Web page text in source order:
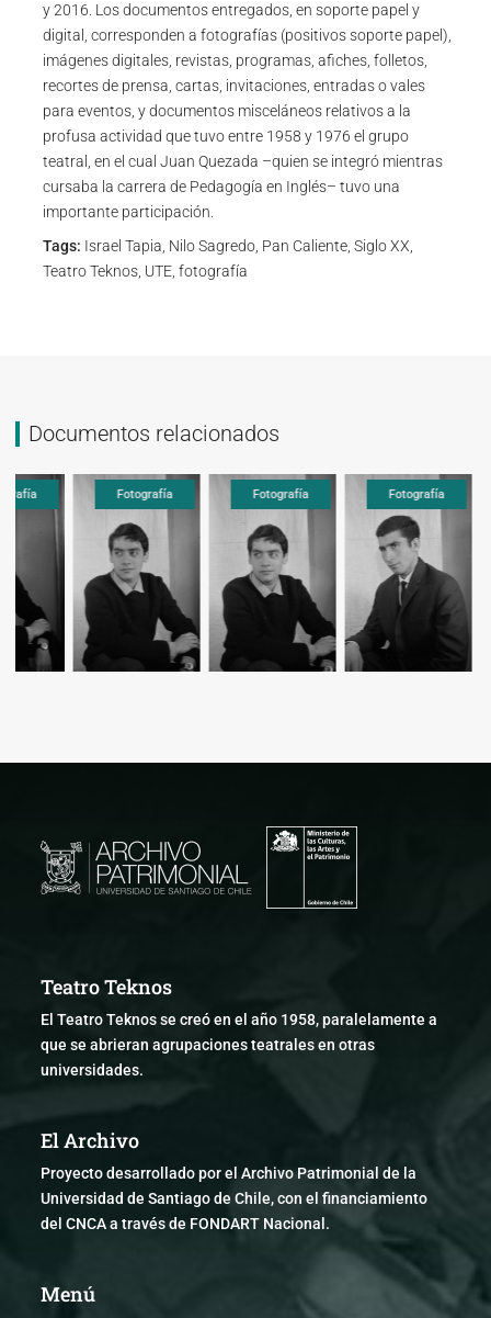
y 2016. Los documentos entregados, en soporte papel y
digital, corresponden a fotografías (positivos soporte papel),
imágenes digitales, revistas, programas, afiches, folletos,
recortes de prensa, cartas, invitaciones, entradas o vales
para eventos, y documentos misceláneos relativos a la
profusa actividad que tuvo entre 1958 y 1976 el grupo
teatral, en el cual Juan Quezada –quien se integró mientras
cursaba la carrera de Pedagogía en Inglés– tuvo una
importante participación.
Tags: Israel Tapia, Nilo Sagredo, Pan Caliente, Siglo XX,
Teatro Teknos, UTE, fotografía
Documentos relacionados
Teatro Teknos
El Teatro Teknos se creó en el año 1958, paralelamente a
que se abrieran agrupaciones teatrales en otras
universidades.
El Archivo
Proyecto desarrollado por el Archivo Patrimonial de la
Universidad de Santiago de Chile, con el financiamiento
del CNCA a través de FONDART Nacional.
Menú